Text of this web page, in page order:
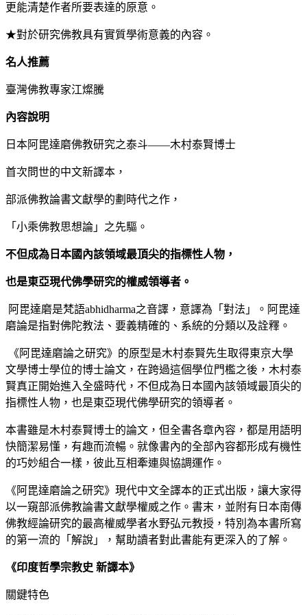
更能清楚作者所要表達的原意。
★對於研究佛教具有實質學術意義的內容。
名人推薦
臺灣佛教專家江燦騰
內容說明
日本阿毘達磨佛教研究之泰斗——木村泰賢博士
首次問世的中文新譯本，
部派佛教論書文獻學的劃時代之作，
「小乘佛教思想論」之先驅。
不但成為日本國內該領域最頂尖的指標性人物，
也是東亞現代佛學研究的權威領導者。
阿毘達磨是梵語abhidharma之音譯，意譯為「對法」。阿毘達
磨論是指對佛陀教法、要義精確的、系統的分類以及詮釋。
《阿毘達磨論之研究》的原型是木村泰賢先生取得東京大學
文學博士學位的博士論文，在跨過這個學位門檻之後，木村泰
賢真正開始進入全盛時代，不但成為日本國內該領域最頂尖的
指標性人物，也是東亞現代佛學研究的領導者。
本書雖是木村泰賢博士的論文，但全書各章內容，都是用語明
快簡潔易懂，有趣而流暢。就像書內的全部內容都形成有機性
的巧妙組合一樣，彼此互相牽連與協調運作。
《阿毘達磨論之研究》現代中文全譯本的正式出版，讓大家得
以一窺部派佛教論書文獻學權威之作。書末，並附有日本南傳
佛教經論研究的最高權威學者水野弘元教授，特別為本書所寫
的第一流的「解說」，幫助讀者對此書能有更深入的了解。
《印度哲學宗教史 新譯本》
關鍵特色